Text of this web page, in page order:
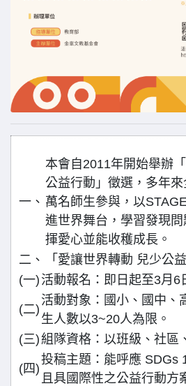
一、
本會自2011年開始舉辦
公益行動」徵選，多年
萬名師生參與，以
進世界舞台，學習發現
揮愛心並能收穫成長。
二、
「愛讓世界轉動 兒少公
(一) 活動報名：即日起至3月6
(二)
活動對象：國小、國中、
生人數以3~20人為限。
(三)組隊資格：以班級、社區
(四)
投稿主題：能呼應 SDGs
且具國際性之公益行動方